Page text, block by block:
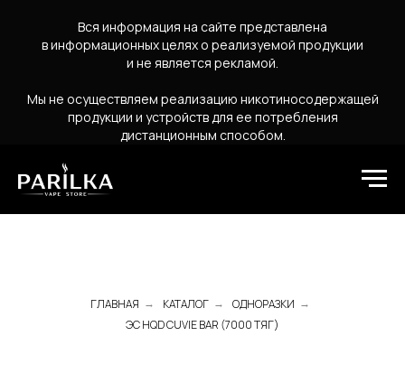
Вся информация на сайте представлена
в информационных целях о реализуемой продукции
и не является рекламой.
Мы не осуществляем реализацию никотиносодержащей
продукции и устройств для ее потребления
дистанционным способом.
ГЛАВНАЯ → КАТАЛОГ → ОДНОРАЗКИ →
ЭС HQD CUVIE BAR (7000 ТЯГ)